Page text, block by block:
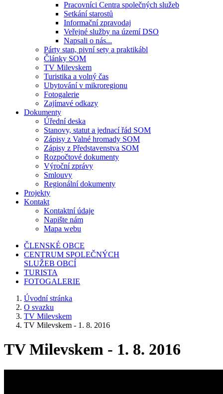
Pracovníci Centra společných služeb
Setkání starostů
Informační zpravodaj
Veřejné služby na území DSO
Napsali o nás...
Párty stan, pivní sety a praktikábl
Články SOM
TV Milevskem
Turistika a volný čas
Ubytování v mikroregionu
Fotogalerie
Zajímavé odkazy
Dokumenty
Úřední deska
Stanovy, statut a jednací řád SOM
Zápisy z Valné hromady SOM
Zápisy z Představenstva SOM
Rozpočtové dokumenty
Výroční zprávy
Smlouvy
Regionální dokumenty
Projekty
Kontakt
Kontaktní údaje
Napište nám
Mapa webu
ČLENSKÉ OBCE
CENTRUM SPOLEČNÝCH
SLUŽEB OBCÍ
TURISTA
FOTOGALERIE
Úvodní stránka
O svazku
TV Milevskem
TV Milevskem - 1. 8. 2016
TV Milevskem - 1. 8. 2016